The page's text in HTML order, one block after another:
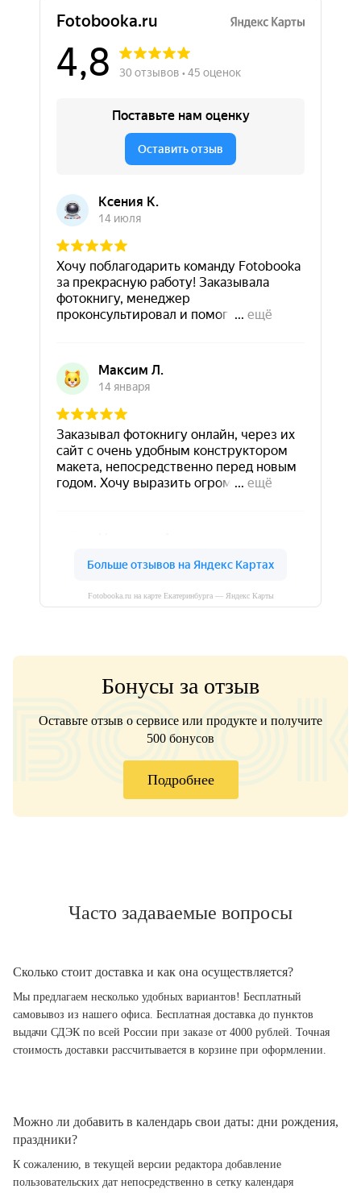
Fotobooka.ru на карте Екатеринбурга — Яндекс Карты
Бонусы за отзыв
Оставьте отзыв о сервисе или продукте и получите
500 бонусов
Подробнее
Часто задаваемые вопросы
Сколько стоит доставка и как она осуществляется?
Мы предлагаем несколько удобных вариантов! Бесплатный
самовывоз из нашего офиса. Бесплатная доставка до пунктов
выдачи СДЭК по всей России при заказе от 4000 рублей. Точная
стоимость доставки рассчитывается в корзине при оформлении.
Можно ли добавить в календарь свои даты: дни рождения,
праздники?
К сожалению, в текущей версии редактора добавление
пользовательских дат непосредственно в сетку календаря